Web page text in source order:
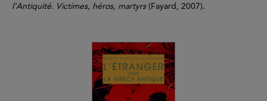
l'Antiquité. Victimes, héros, martyrs(Fayard, 2007).